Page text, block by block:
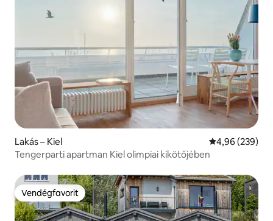
Lakás – Kiel Átlagos
4,96 (239)
Tengerparti apartman Kiel olimpiai kikötőjében
Vendégfavorit
Vendégfavorit